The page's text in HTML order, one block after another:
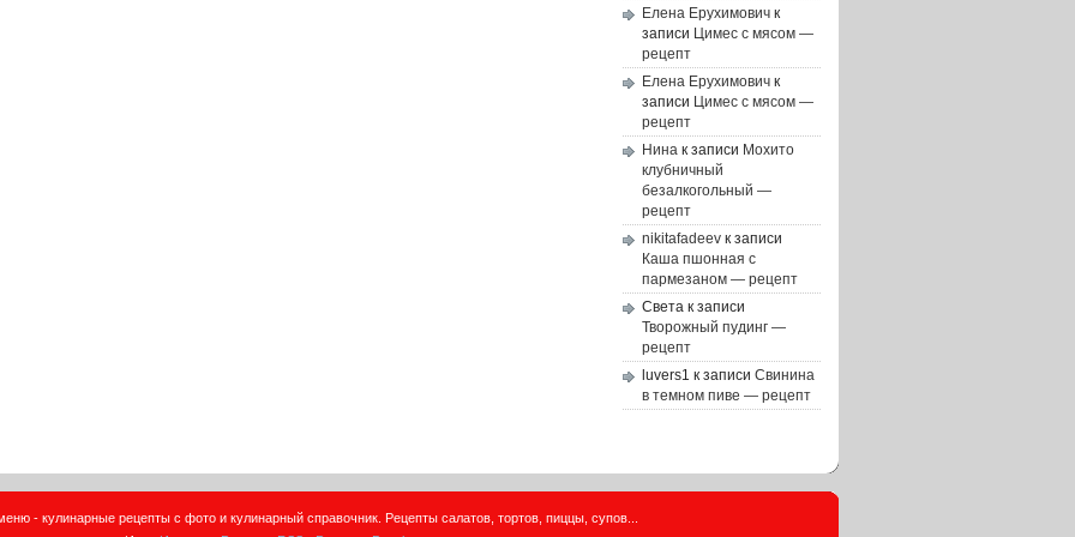
Елена Ерухимович к
записи Цимес с мясом —
рецепт
Елена Ерухимович к
записи Цимес с мясом —
рецепт
Нина к записи Мохито
клубничный
безалкогольный —
рецепт
nikitafadeev к записи
Каша пшонная с
пармезаном — рецепт
Света к записи
Творожный пудинг —
рецепт
luvers1 к записи Свинина
в темном пиве — рецепт
- кулинарные рецепты с фото и кулинарный справочник. Рецепты салатов, тортов, пиццы, супов...